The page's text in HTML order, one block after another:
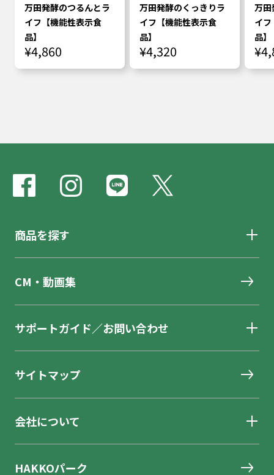
万田発酵のつるんとラ
イフ【機能性表示食
品】
¥4,860
万田発酵のくっきりラ
イフ【機能性表示食
品】
¥4,320
万田
イ
品】
商品を探す
CM・動画集
サポートガイド／お問い合わせ
サイトマップ
会社について
HAKKOパーク